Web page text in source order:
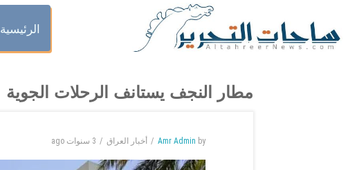
الرئيسية
مطار النجف يستانف الرحلات الجوية
by
Amr Admin أخبار العراق 3 سنوات ago